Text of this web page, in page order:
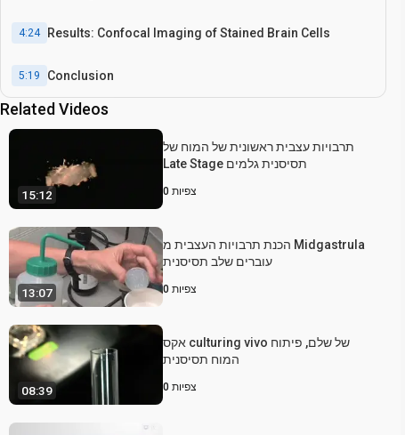
4:24 Results: Confocal Imaging of Stained Brain Cells
5:19 Conclusion
Related Videos
15:12
תרבויות עצבית ראשונית של המוח של
Late Stage תסיסנית גלמים
0 צפיות
13:07
הכנת תרבויות העצבית מ Midgastrula
עוברים שלב תסיסנית
0 צפיות
08:39
אקס culturing vivo של שלם, פיתוח
המוח תסיסנית
0 צפיות